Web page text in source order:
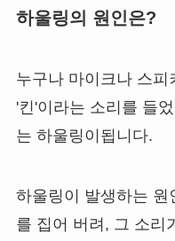
하울링의 원인은?
누구나 마이크나 스피
'킨'이라는 소리를 들
는 하울링이됩니다.
하울링이 발생하는 원
를 집어 버려, 그 소리